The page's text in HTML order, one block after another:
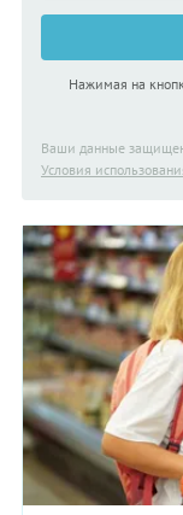
Нажимая на
Ваши данные
Условия